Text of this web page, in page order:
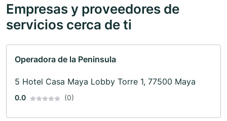
Empresas y proveedores de
servicios cerca de ti
Operadora de la Peninsula
5 Hotel Casa Maya Lobby Torre 1, 77500 Maya
0.0 (0)